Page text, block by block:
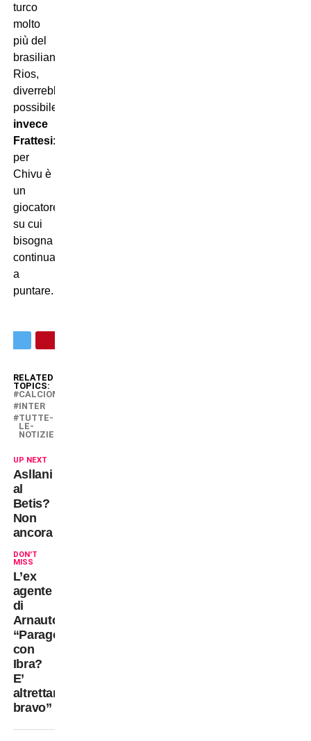
turco
molto
più del
brasiliano
Rios,
diverrebbe
possibile.
invece
Frattesi:
per
Chivu è
un
giocatore
su cui
bisogna
continuare
a
puntare.
RELATED
TOPICS:
CALCIOMERCATO
INTER
TUTTE-
LE-
NOTIZIE
UP NEXT
Asllani
al
Betis?
Non
ancora
DON'T
MISS
L’ex
agente
di
Arnautovic:
“Paragone
con
Ibra?
E’
altrettanto
bravo”